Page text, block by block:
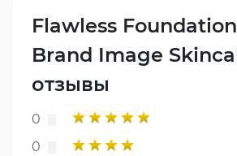
Flawless
Brand Image
отзывы
0
0